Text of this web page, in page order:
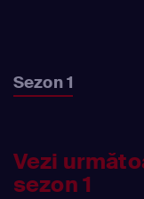
Sezon 1
Vezi
sezon 1